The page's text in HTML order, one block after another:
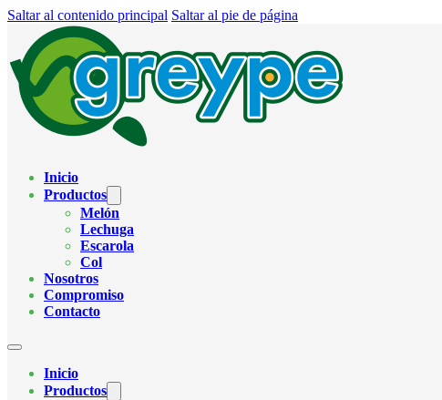
Saltar al contenido principal Saltar al pie de página
Inicio
Productos
Melón
Lechuga
Escarola
Col
Nosotros
Compromiso
Contacto
Inicio
Productos